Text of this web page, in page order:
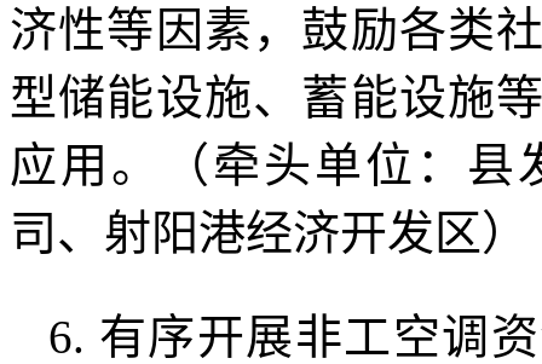
济性等因素，鼓励各类
型储能设施、蓄能设施
应用。（牵头单位：县
司、射阳港经济开发区）
6. 有序开展非工空调